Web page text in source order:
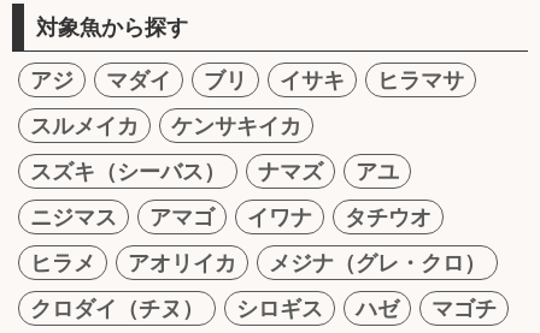
対象魚から探す
アジ マダイ ブリ イサキ
ヒラマサ
スルメイカ
ケンサキイカ
スズキ（シーバス）
ナマズ
アユ
ニジマス
アマゴ イワナ
タチウオ
ヒラメ
アオリイカ
メジナ（グレ・クロ）
クロダイ（チヌ）
シロギス ハゼ
マゴチ